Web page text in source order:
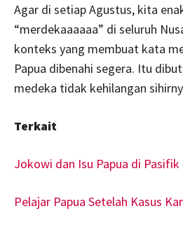
Agar di setiap Agustus, kita
“merdekaaaaaa” di seluruh
konteks yang membuat kata
Papua dibenahi segera. Itu
medeka tidak kehilangan
Terkait
Jokowi dan Isu Papua di Pasifik
Pelajar Papua Setelah Kasus